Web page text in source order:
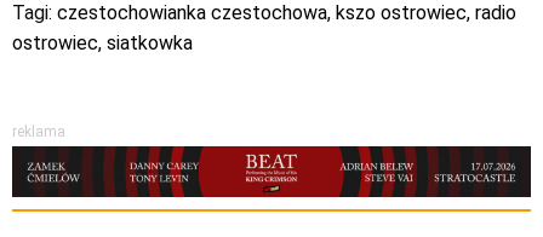
Tagi: czestochowianka czestochowa, kszo ostrowiec, radio
ostrowiec, siatkowka
reklama